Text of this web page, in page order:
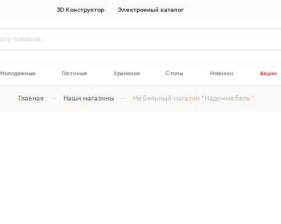
3D Конструктор Электронный каталог
Молодежные Гостиные Хранение Столы Новинки Акции
Главная Наши магазины Мебельный магазин “Надоммебель”